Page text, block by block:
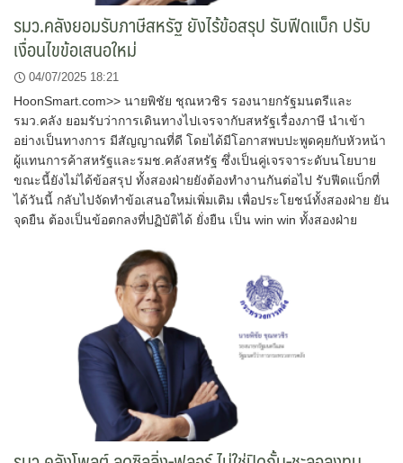
รมว.คลังยอมรับภาษีสหรัฐ ยังไร้ข้อสรุป รับฟีดแบ็ก ปรับ
เงื่อนไขข้อเสนอใหม่
04/07/2025 18:21
HoonSmart.com>> นายพิชัย ชุณหวชิร รองนายกรัฐมนตรีและ
รมว.คลัง ยอมรับว่าการเดินทางไปเจรจากับสหรัฐเรื่องภาษี นำเข้า
อย่างเป็นทางการ มีสัญญาณที่ดี โดยได้มีโอกาสพบปะพูดคุยกับหัวหน้า
ผู้แทนการค้าสหรัฐและรมช.คลังสหรัฐ ซึ่งเป็นคู่เจรจาระดับนโยบาย
ขณะนี้ยังไม่ได้ข้อสรุป ทั้งสองฝ่ายยังต้องทำงานกันต่อไป รับฟีดแบ็กที่
ได้วันนี้ กลับไปจัดทำข้อเสนอใหม่เพิ่มเติม เพื่อประโยชน์ทั้งสองฝ่าย ยัน
จุดยืน ต้องเป็นข้อตกลงที่ปฏิบัติได้ ยั่งยืน เป็น win win ทั้งสองฝ่าย